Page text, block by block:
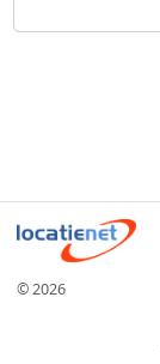
© 2026